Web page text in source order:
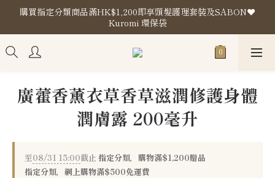
購買指定分類商品滿HK$1,200即享頭髮護理套裝及SABON❤️
Kuromi 環保袋
購買指定分類商品滿HK$1,200即享頭髮護理套裝及SABON❤️
Kuromi 環保袋
門市地址
Kuromi 環保袋
廣藿香薰衣草香草滋潤修護身體
潤膚露 200毫升
至08/31 15:00截止 指定分類，購物滿$1,200贈品
指定分類，網上購物滿$500免運費